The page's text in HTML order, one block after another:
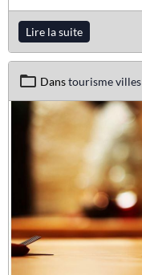
Lire la suite
Danstourisme villes